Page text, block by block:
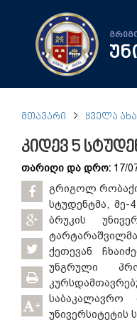
ᲛᲗᲐᲕᲐᲠᲘ ᲧᲕᲔᲚᲐ
კიდევ 5
თარიღი და დრო: 17/
+
გრიგოლ
სტუდენტმა,
ბრუკის
ქეთევან
უნგრული